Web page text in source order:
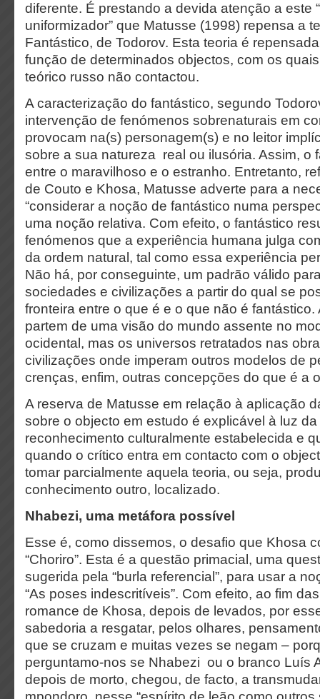
diferente. É prestando a devida atenção a este
uniformizador” que Matusse (1998) repensa a
Fantástico, de Todorov. Esta teoria é
função de determinados objectos, com os
teórico russo não contactou.
A caracterização do fantástico, segundo
intervenção de fenómenos sobrenaturais em
provocam na(s) personagem(s) e no leitor
sobre a sua natureza real ou ilusória. Assim, o
entre o maravilhoso e o estranho. Entretanto,
de Couto e Khosa, Matusse adverte para a
“considerar a noção de fantástico numa
uma noção relativa. Com efeito, o fantástico
fenómenos que a experiência humana julga
da ordem natural, tal como essa experiência
Não há, por conseguinte, um padrão válido
sociedades e civilizações a partir do qual se
fronteira entre o que é e o que não é
partem de uma visão do mundo assente no
ocidental, mas os universos retratados nas
civilizações onde imperam outros modelos de
crenças, enfim, outras concepções do que é a
A reserva de Matusse em relação à aplicação
sobre o objecto em estudo é explicável à luz
reconhecimento culturalmente estabelecida e
quando o crítico entra em contacto com o
tomar parcialmente aquela teoria, ou seja,
conhecimento outro, localizado.
Nhabezi, uma metáfora possível
Esse é, como dissemos, o desafio que Khosa
“Choriro”. Esta é a questão primacial, uma
sugerida pela “burla referencial”, para usar a
“As poses indescritíveis”. Com efeito, ao fim
romance de Khosa, depois de levados, por
sabedoria a resgatar, pelos olhares,
que se cruzam e muitas vezes se negam –
perguntamo-nos se Nhabezi ou o branco Luís
depois de morto, chegou, de facto, a